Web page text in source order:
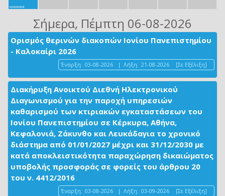
Σήμερα, Πέμπτη 06-08-2026
Ορισμός θερινών διακοπών Ιονίου Πανεπιστημίου
- Καλοκαίρι 2026
Έναρξη: 03-08-2026 | Λήξη: 21-08-2026 [Σε Εξέλιξη]
Διακήρυξη Ανοικτού Διεθνή Ηλεκτρονικού
Διαγωνισμού για την παροχή υπηρεσιών
καθαρισμού των κτιριακών εγκαταστάσεων του
Ιονίου Πανεπιστημίου σε Κέρκυρα, Αθήνα,
Κεφαλονιά, Ζάκυνθο και Λευκάδαγια το χρονικό
διάστημα από 01/01/2027 μέχρι και 31/12/2030 με
κατά αποκλειστικότητα παραχώρηση δικαιώματος
υποβολής προσφοράς σε φορείς του άρθρου 20
του ν. 4412/2016
Έναρξη: 03-08-2026 | Λήξη: 03-09-2026 [Σε Εξέλιξη]